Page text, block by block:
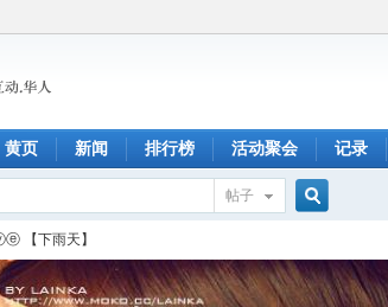
黄页 新闻 排行榜 活动聚会 记录
帖子
【下雨天】